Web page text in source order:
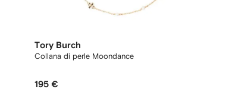
Tory Burch
Collana di perle Moondance
195 €